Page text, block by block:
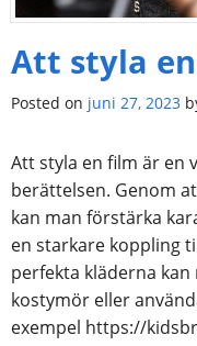
Att styla
Posted on juni 27, 2023
Att styla en film är en
berättelsen. Genom
kan man förstärka
en starkare koppling
perfekta kläderna
kostymör eller
exempel https://